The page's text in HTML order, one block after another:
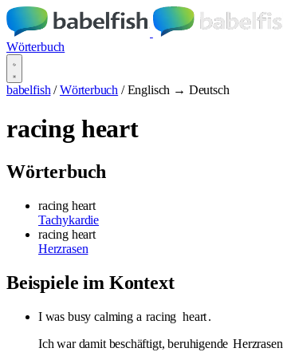
Wörterbuch
babelfish / Wörterbuch / Englisch → Deutsch
racing heart
Wörterbuch
racing heart
Tachykardie
racing heart
Herzrasen
Beispiele im Kontext
I was busy calming a racing heart.
Ich war damit beschäftigt, beruhigende Herzrasen